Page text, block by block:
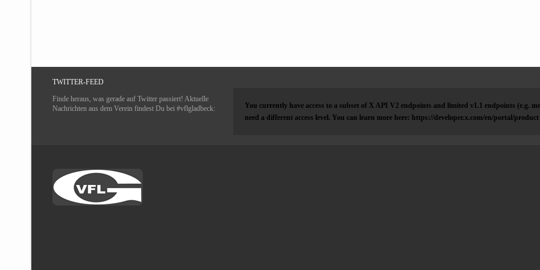
TWITTER-FEED
Finde heraus, was gerade auf Twitter passiert! Aktuelle
Nachrichten aus dem Verein findest Du bei #vflgladbeck:
You currently have access to a subset of X API V2 endpoints and limited v1.1 endpoints (e.g.
need a different access level. You can learn more here: https://developer.x.com/en/portal/product